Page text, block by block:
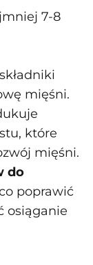
7-8
mięśni.
które
mięśni.
do
poprawić
osiąganie